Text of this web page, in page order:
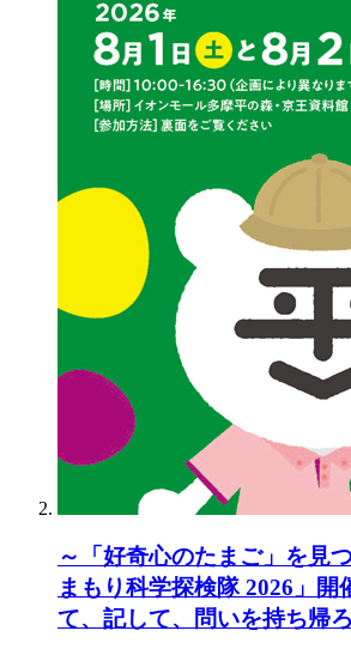
～「好奇心のたまご」を見
まもり科学探検隊 2026」開
て、記して、問いを持ち帰